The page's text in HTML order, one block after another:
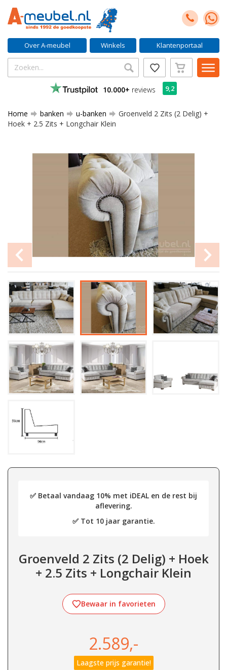
Over A-meubel Winkels Klantenportaal
10.000+ reviews 9,2
Home banken u-banken
Groenveld 2 Zits (2 Delig) +
Hoek + 2.5 Zits + Longchair Klein
✅ Betaal vandaag 10% met iDEAL en de rest bij
aflevering.
✅ Tot 10 jaar garantie.
Groenveld 2 Zits (2 Delig) + Hoek
+ 2.5 Zits + Longchair Klein
Bewaar in favorieten
2.589,-
Laagste prijs garantie!